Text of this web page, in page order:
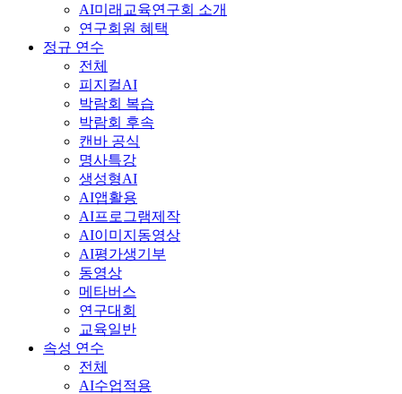
AI미래교육연구회 소개
연구회원 혜택
정규 연수
전체
피지컬AI
박람회 복습
박람회 후속
캔바 공식
명사특강
생성형AI
AI앱활용
AI프로그램제작
AI이미지동영상
AI평가생기부
동영상
메타버스
연구대회
교육일반
속성 연수
전체
AI수업적용